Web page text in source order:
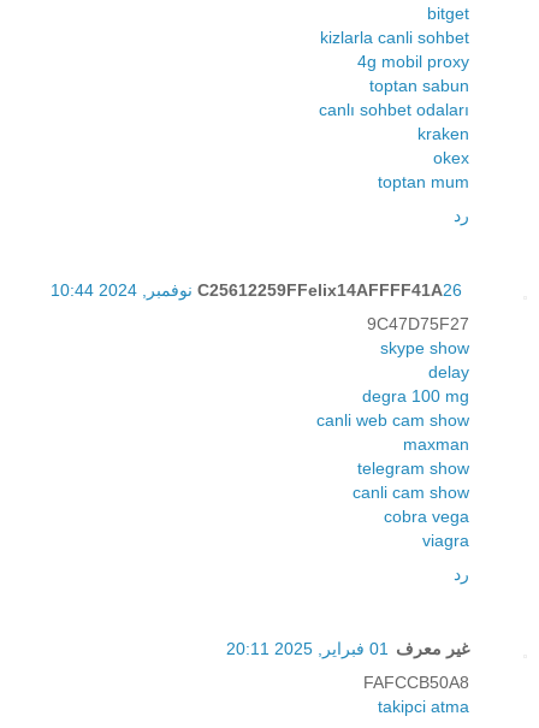
bitget
kizlarla canli sohbet
4g mobil proxy
toptan sabun
canlı sohbet odaları
kraken
okex
toptan mum
رد
C25612259FFelix14AFFFF41A26 نوفمبر, 2024 10:44
9C47D75F27
skype show
delay
degra 100 mg
canli web cam show
maxman
telegram show
canli cam show
cobra vega
viagra
رد
غير معرف
01 فبراير, 2025 20:11
FAFCCB50A8
takipci atma